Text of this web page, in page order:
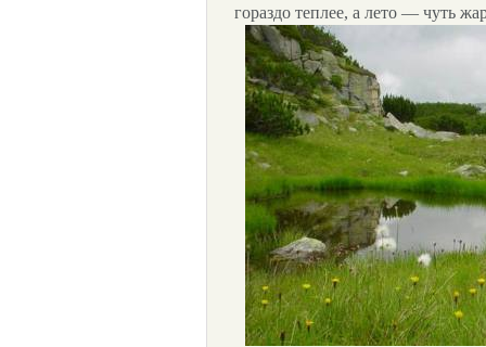
гораздо теплее, а лето — чуть